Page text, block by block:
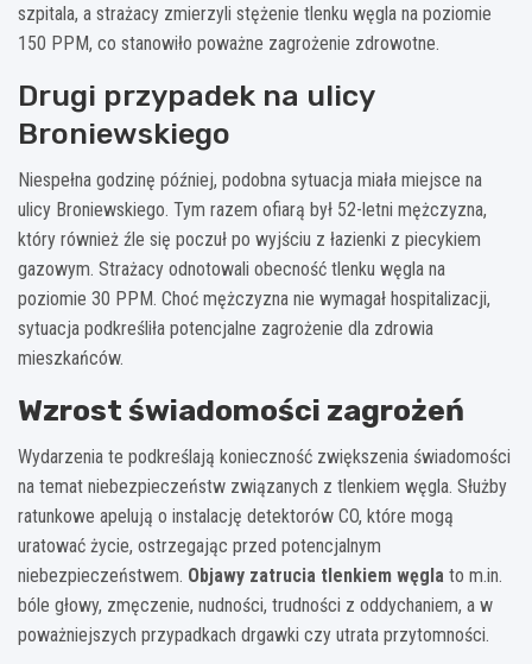
szpitala, a strażacy zmierzyli stężenie tlenku węgla na poziomie
150 PPM, co stanowiło poważne zagrożenie zdrowotne.
Drugi przypadek na ulicy
Broniewskiego
Niespełna godzinę później, podobna sytuacja miała miejsce na
ulicy Broniewskiego. Tym razem ofiarą był 52-letni mężczyzna,
który również źle się poczuł po wyjściu z łazienki z piecykiem
gazowym. Strażacy odnotowali obecność tlenku węgla na
poziomie 30 PPM. Choć mężczyzna nie wymagał hospitalizacji,
sytuacja podkreśliła potencjalne zagrożenie dla zdrowia
mieszkańców.
Wzrost świadomości zagrożeń
Wydarzenia te podkreślają konieczność zwiększenia świadomości
na temat niebezpieczeństw związanych z tlenkiem węgla. Służby
ratunkowe apelują o instalację detektorów CO, które mogą
uratować życie, ostrzegając przed potencjalnym
niebezpieczeństwem. Objawy zatrucia tlenkiem węgla to m.in.
bóle głowy, zmęczenie, nudności, trudności z oddychaniem, a w
poważniejszych przypadkach drgawki czy utrata przytomności.